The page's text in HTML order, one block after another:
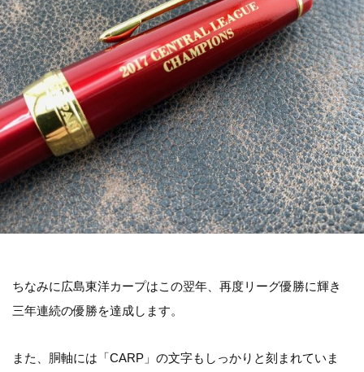
ちなみに広島東洋カープはこの翌年、再度リーグ優勝に輝き
三年連続の優勝を達成します。
また、胴軸には「CARP」の文字もしっかりと刻まれていま